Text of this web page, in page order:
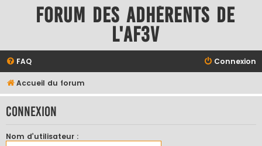
Forum des adhérents de
l'AF3V
FAQ Connexion
Accueil du forum
Connexion
Nom d’utilisateur :